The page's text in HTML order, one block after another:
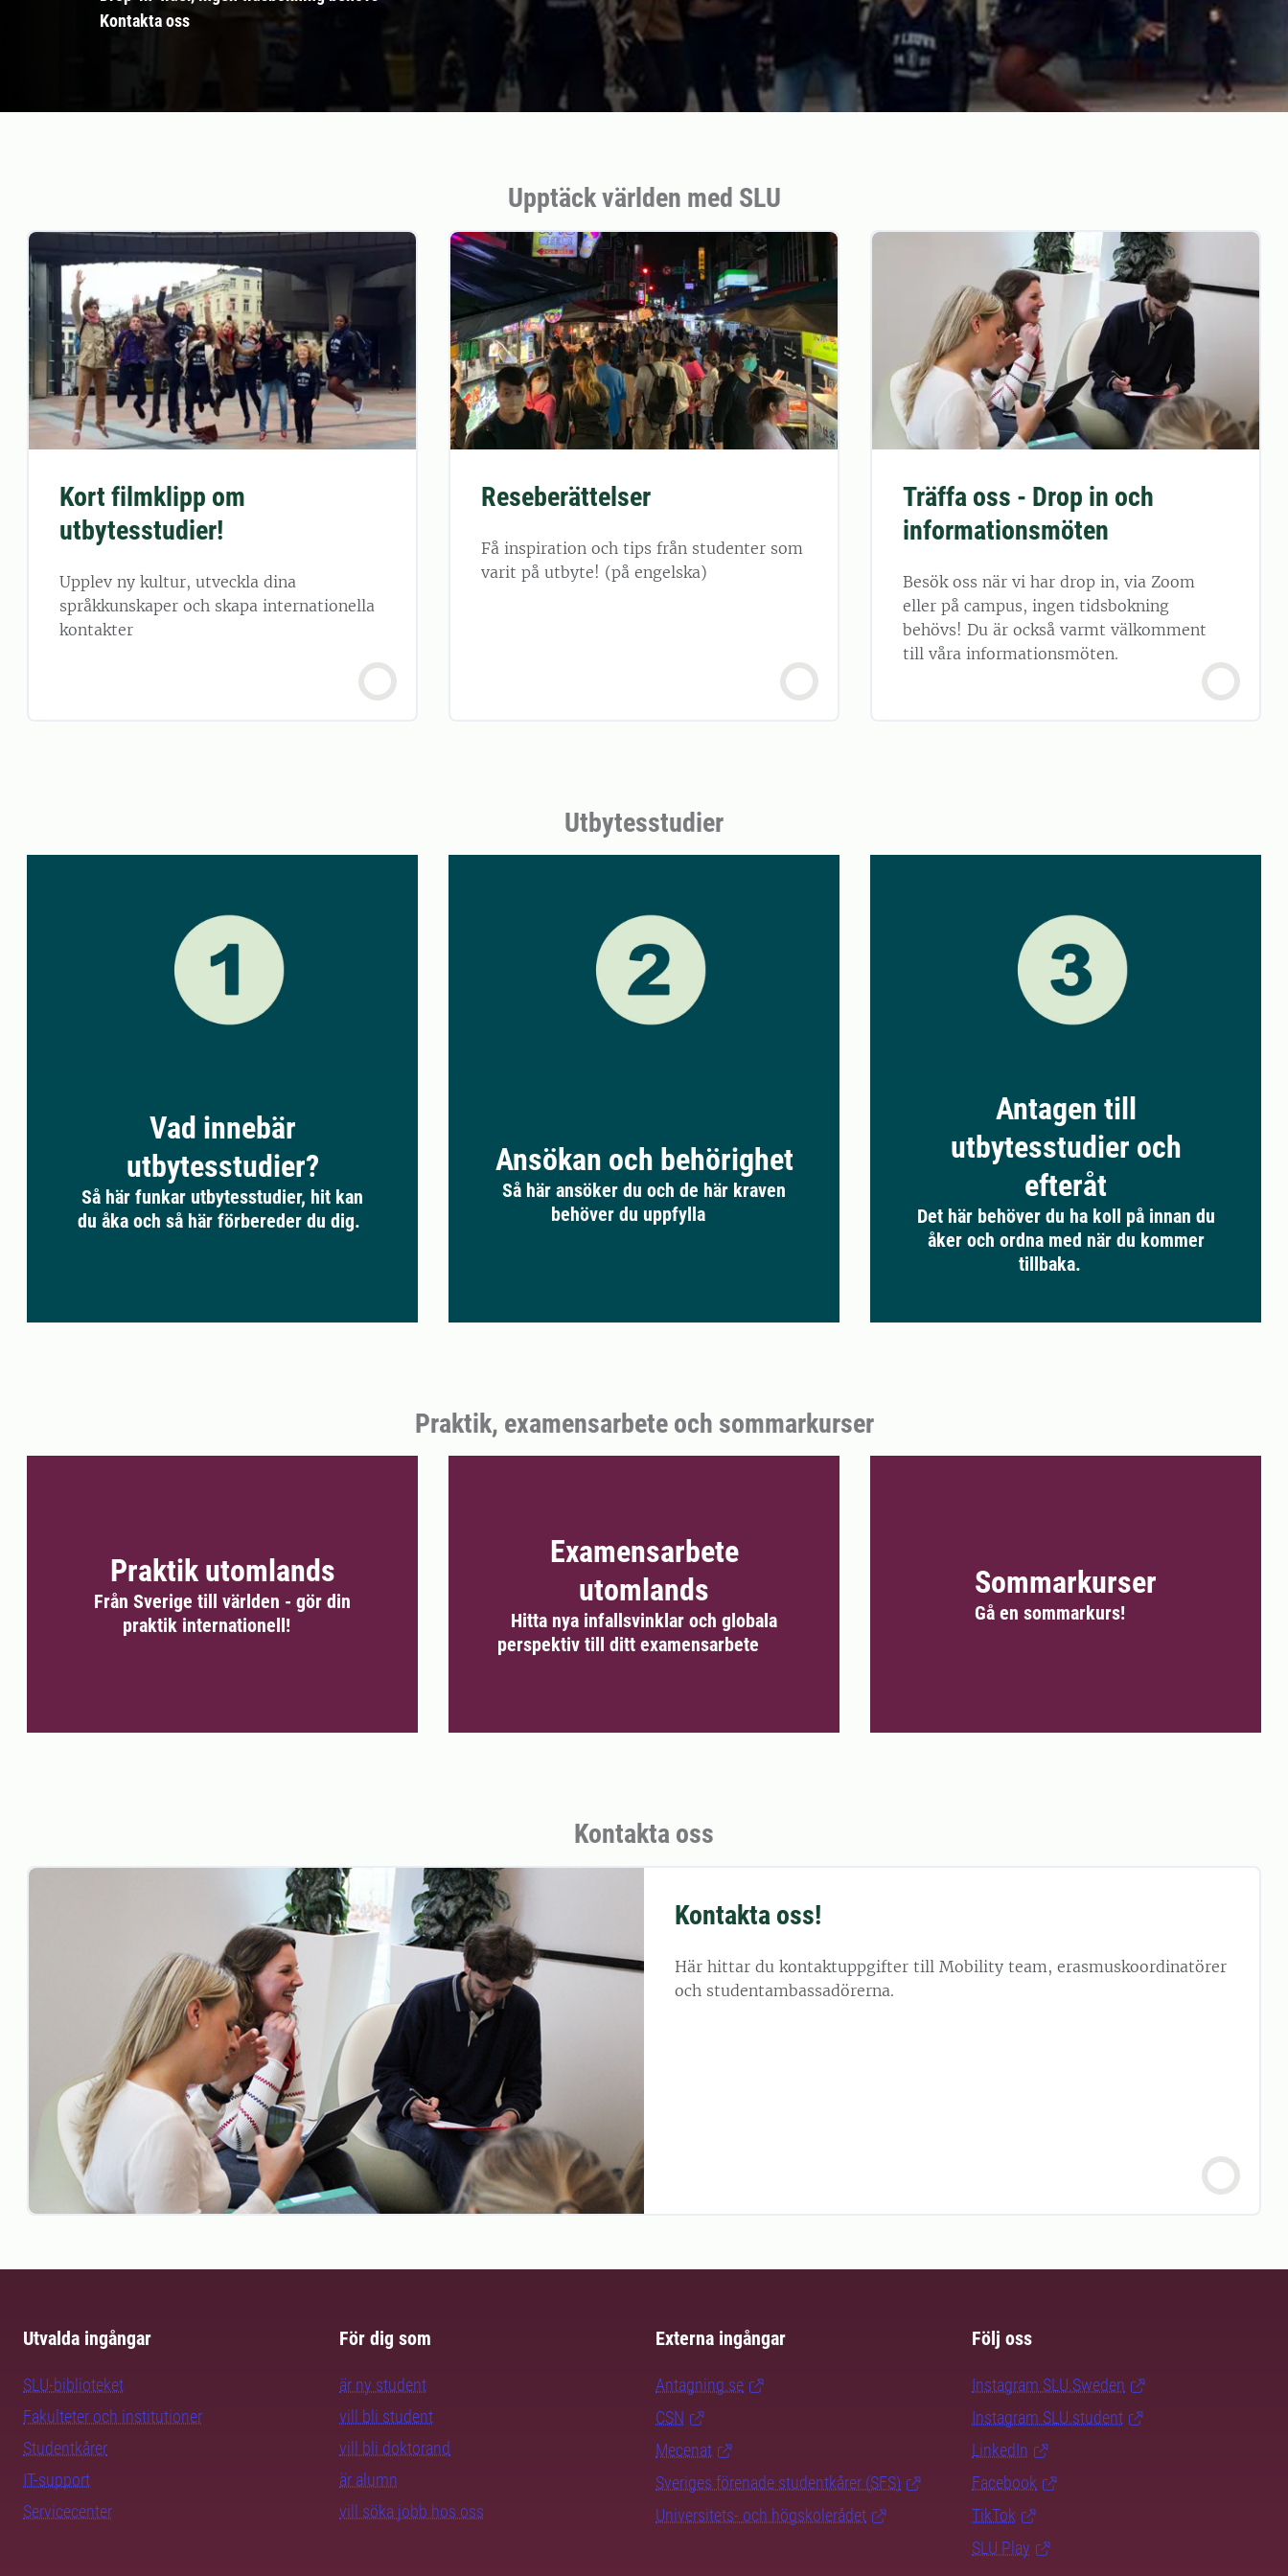
Kontakta oss
Upptäck världen med SLU
Kort filmklipp om
utbytesstudier!
Upplev ny kultur, utveckla dina
språkkunskaper och skapa internationella
kontakter
Reseberättelser
Få inspiration och tips från studenter som
varit på utbyte! (på engelska)
Träffa oss - Drop in och
informationsmöten
Besök oss när vi har drop in, via Zoom
eller på campus, ingen tidsbokning
behövs! Du är också varmt välkomment
till våra informationsmöten.
Utbytesstudier
Vad innebär
utbytesstudier?
Så här funkar utbytesstudier, hit kan
du åka och så här förbereder du dig.
Ansökan och behörighet
Så här ansöker du och de här kraven
behöver du uppfylla
Antagen till
utbytesstudier och
efteråt
Det här behöver du ha koll på innan du
åker och ordna med när du kommer
tillbaka.
Praktik, examensarbete och sommarkurser
Praktik utomlands
Från Sverige till världen - gör din
praktik internationell!
Examensarbete
utomlands
Hitta nya infallsvinklar och globala
perspektiv till ditt examensarbete
Sommarkurser
Gå en sommarkurs!
Kontakta oss
Kontakta oss!
Här hittar du kontaktuppgifter till Mobility team, erasmuskoordinatörer
och studentambassadörerna.
Utvalda ingångar
SLU-biblioteket
Fakulteter och institutioner
Studentkårer
IT-support
Servicecenter
För dig som
är ny student
vill bli student
vill bli doktorand
är alumn
vill söka jobb hos oss
Externa ingångar
Antagning.se
CSN
Mecenat
Sveriges förenade studentkårer (SFS)
Universitets- och högskolerådet
Följ oss
Instagram SLU.Sweden
Instagram SLU.student
LinkedIn
Facebook
TikTok
SLU Play